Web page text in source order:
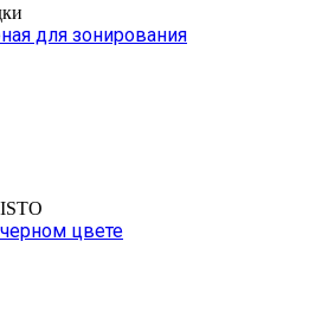
для зонирования
цвете